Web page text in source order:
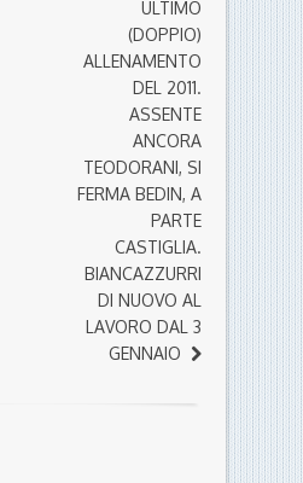
ULTIMO
(DOPPIO)
ALLENAMENTO
DEL 2011.
ASSENTE
ANCORA
TEODORANI, SI
FERMA BEDIN, A
PARTE
CASTIGLIA.
BIANCAZZURRI
DI NUOVO AL
LAVORO DAL 3
GENNAIO